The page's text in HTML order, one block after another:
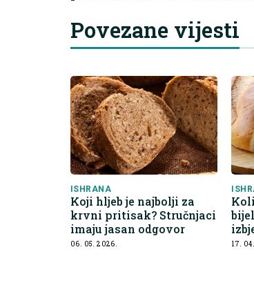
Povezane vijesti
ISHRANA
Koji hljeb je najbolji za
krvni pritisak? Stručnjaci
imaju jasan odgovor
06. 05. 2026. 17.